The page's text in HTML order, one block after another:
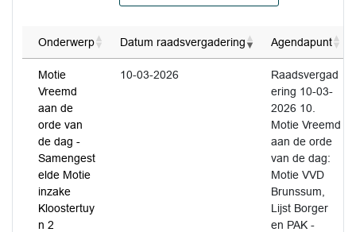
Onderwerp Datum raadsvergadering Agendapunt
Motie
Vreemd
aan de
orde van
de dag -
Samengest
elde Motie
inzake
Kloostertuy
n 2
10-03-2026
Raadsvergad
ering 10-03-
2026 10.
Motie Vreemd
aan de orde
van de dag:
Motie VVD
Brunssum,
Lijst Borger
en PAK -